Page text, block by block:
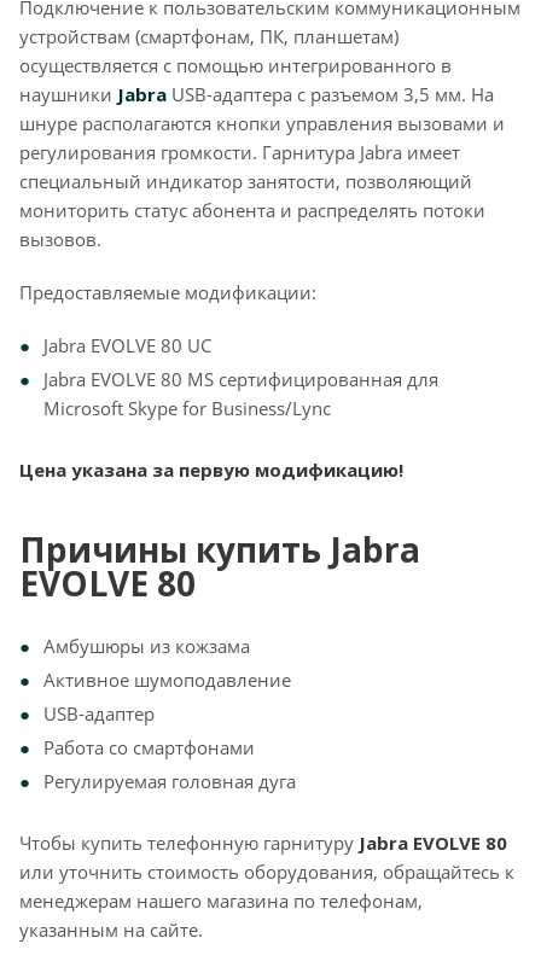
Подключение к пользовательским коммуникационным
устройствам (смартфонам, ПК, планшетам)
осуществляется с помощью интегрированного в
наушники Jabra USB-адаптера с разъемом 3,5 мм. На
шнуре располагаются кнопки управления вызовами и
регулирования громкости. Гарнитура Jabra имеет
специальный индикатор занятости, позволяющий
мониторить статус абонента и распределять потоки
вызовов.
Предоставляемые модификации:
Jabra EVOLVE 80 UC
Jabra EVOLVE 80 MS сертифицированная для
Microsoft Skype for Business/Lync
Цена указана за первую модификацию!
Причины купить Jabra
EVOLVE 80
Амбушюры из кожзама
Активное шумоподавление
USB-адаптер
Работа со смартфонами
Регулируемая головная дуга
Чтобы купить телефонную гарнитуру Jabra EVOLVE 80
или уточнить стоимость оборудования, обращайтесь к
менеджерам нашего магазина по телефонам,
указанным на сайте.